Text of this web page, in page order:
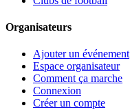
Organisateurs
Ajouter un événement
Espace organisateur
Comment ça marche
Connexion
Créer un compte